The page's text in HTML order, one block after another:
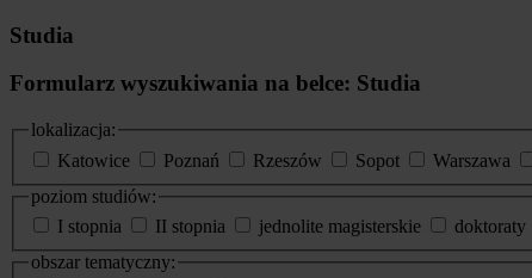
Studia
Formularz wyszukiwania na belce: Studia
lokalizacja:
Katowice
Poznań Rzeszów Sopot Warszawa
poziom studiów:
I stopnia
II stopnia jednolite magisterskie doktoraty
obszar tematyczny: